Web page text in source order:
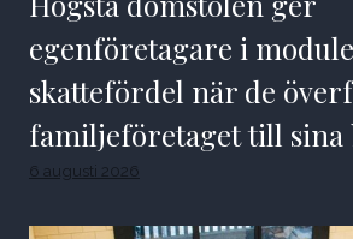
egenföretagare i
skattefördel när de
familjeföretaget till sina
6 augusti 2026